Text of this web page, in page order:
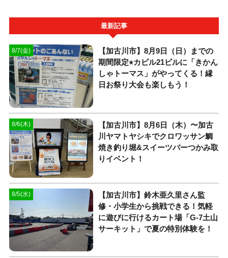
最新記事
8/7(金)
【加古川市】8月9日（日）までの
期間限定⭐︎カピル21ビルに「きかん
しゃトーマス」がやってくる！縁
日お祭り大会も楽しもう！
8/6(木)
【加古川市】8月6日（木）〜加古
川ヤマトヤシキでクロワッサン鯛
焼き釣り堀&スイーツバーつかみ取
りイベント！
8/5(水)
【加古川市】鈴木亜久里さん監
修・小学生から挑戦できる！気軽
に遊びに行けるカート場「G-7土山
サーキット」で夏の特別体験を！